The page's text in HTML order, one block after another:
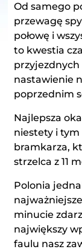
Od samego
przewagę
połowę i
to kwestia
przyjezdnych
nastawienie
poprzednim
Najlepsza
niestety i tym
bramkarza,
strzelca z 11
Polonia
minucie
największy
faulu nasz